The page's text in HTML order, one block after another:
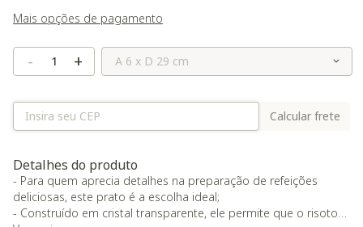
Mais opções de pagamento
- + Selecione o Tamanho
Calcular frete
Detalhes do produto
- Para quem aprecia detalhes na preparação de refeições
deliciosas, este prato é a escolha ideal;
- Construído em cristal transparente, ele permite que o risotos